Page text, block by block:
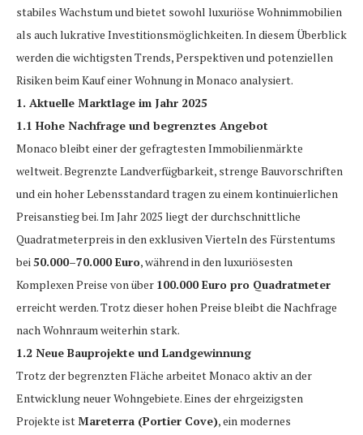
stabiles Wachstum und bietet sowohl luxuriöse Wohnimmobilien
als auch lukrative Investitionsmöglichkeiten. In diesem Überblick
werden die wichtigsten Trends, Perspektiven und potenziellen
Risiken beim Kauf einer Wohnung in Monaco analysiert.
1. Aktuelle Marktlage im Jahr 2025
1.1 Hohe Nachfrage und begrenztes Angebot
Monaco bleibt einer der gefragtesten Immobilienmärkte
weltweit. Begrenzte Landverfügbarkeit, strenge Bauvorschriften
und ein hoher Lebensstandard tragen zu einem kontinuierlichen
Preisanstieg bei. Im Jahr 2025 liegt der durchschnittliche
Quadratmeterpreis in den exklusiven Vierteln des Fürstentums
bei50.000–70.000 Euro, während in den luxuriösesten
Komplexen Preise von über 100.000 Euro pro Quadratmeter
erreicht werden. Trotz dieser hohen Preise bleibt die Nachfrage
nach Wohnraum weiterhin stark.
1.2 Neue Bauprojekte und Landgewinnung
Trotz der begrenzten Fläche arbeitet Monaco aktiv an der
Entwicklung neuer Wohngebiete. Eines der ehrgeizigsten
Projekte istMareterra (Portier Cove), ein modernes